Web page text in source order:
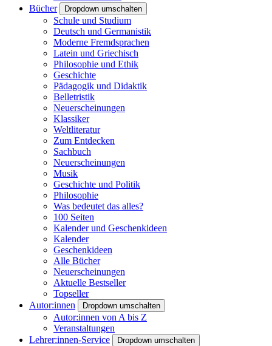
Bücher
Dropdown umschalten
Schule und Studium
Deutsch und Germanistik
Moderne Fremdsprachen
Latein und Griechisch
Philosophie und Ethik
Geschichte
Pädagogik und Didaktik
Belletristik
Neuerscheinungen
Klassiker
Weltliteratur
Zum Entdecken
Sachbuch
Neuerscheinungen
Musik
Geschichte und Politik
Philosophie
Was bedeutet das alles?
100 Seiten
Kalender und Geschenkideen
Kalender
Geschenkideen
Alle Bücher
Neuerscheinungen
Aktuelle Bestseller
Topseller
Autor:innen
Dropdown umschalten
Autor:innen von A bis Z
Veranstaltungen
Lehrer:innen-Service
Dropdown umschalten